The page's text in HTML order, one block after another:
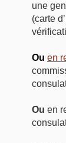
une
(carte
Ou en
Ou en